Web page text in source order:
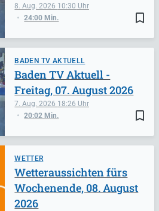
bookmark_border
8. Aug. 2026 10:30
24:00 Min.
BADEN TV AKTUELL
bookmark_border
7. Aug. 2026 18:26
20:02 Min.
Baden TV Aktuell -
Freitag, 07. August 2026
WETTER
Wetteraussichten fürs
Wochenende, 08. August
2026